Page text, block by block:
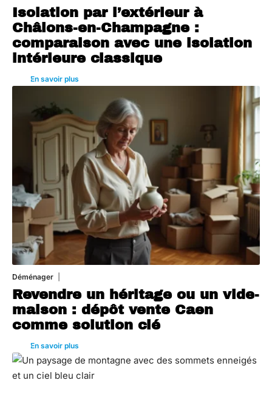
Isolation par l’extérieur à
Châlons-en-Champagne :
comparaison avec une isolation
intérieure classique
En savoir plus
Déménager
Revendre un héritage ou un vide-
maison : dépôt vente Caen
comme solution clé
En savoir plus